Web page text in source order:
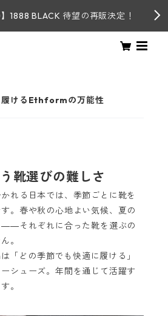
1888 BLACK 待望の再販決定！
履けるEthformの万能性
靴選びの難しさ
れる日本では、季節ごとに靴を
。春や秋の心地よい気候、夏の
――それぞれに合った靴を選ぶの
。
「どの季節でも快適に履ける」
シューズ。年間を通じて活躍す
。